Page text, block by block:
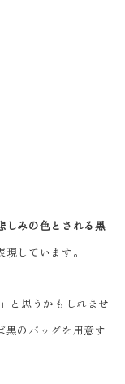
しみの色とされる黒
しています。
と思うかもしれませ
黒のバッグを用意す